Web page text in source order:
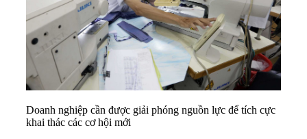
Doanh nghiệp cần được giải phóng nguồn lực để tích cực
khai thác các cơ hội mới